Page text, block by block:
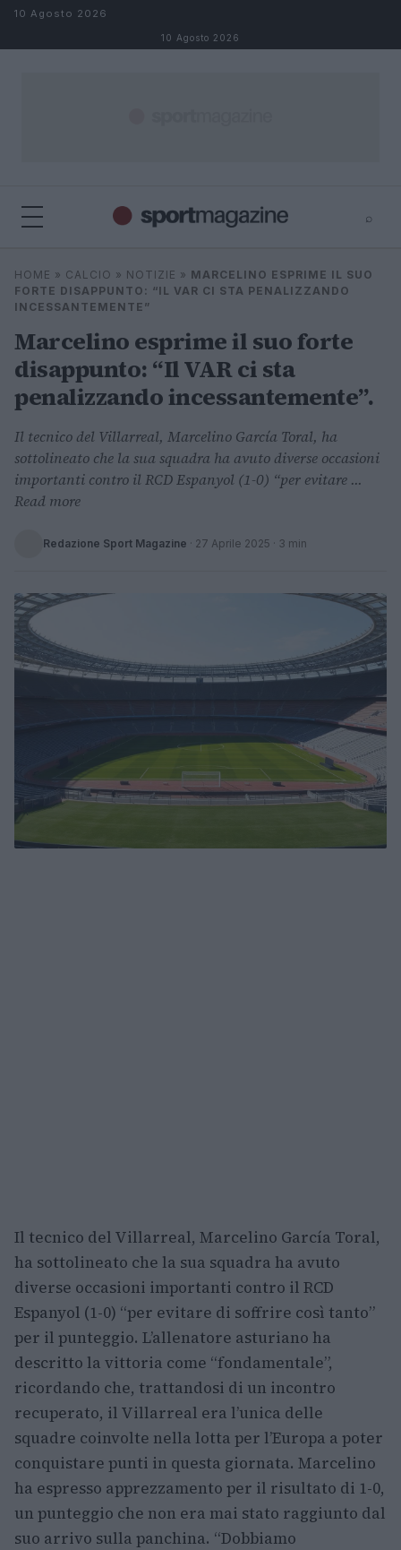
Salta al contenuto
10 Agosto 2026
10 Agosto 2026
⌕
Cerca
⌕
HOME » CALCIO » NOTIZIE » MARCELINO ESPRIME IL SUO
FORTE DISAPPUNTO: “IL VAR CI STA PENALIZZANDO
INCESSANTEMENTE”
Marcelino esprime il suo forte
disappunto: “Il VAR ci sta
penalizzando incessantemente”.
Il tecnico del Villarreal, Marcelino García Toral, ha
sottolineato che la sua squadra ha avuto diverse occasioni
importanti contro il RCD Espanyol (1-0) “per evitare ...
Read more
Redazione Sport Magazine · 27 Aprile 2025 · 3 min
Il tecnico del Villarreal, Marcelino García Toral,
ha sottolineato che la sua squadra ha avuto
diverse occasioni importanti contro il RCD
Espanyol (1-0) “per evitare di soffrire così tanto”
per il punteggio. L’allenatore asturiano ha
descritto la vittoria come “fondamentale”,
ricordando che, trattandosi di un incontro
recuperato, il Villarreal era l’unica delle
squadre coinvolte nella lotta per l’Europa a poter
conquistare punti in questa giornata. Marcelino
ha espresso apprezzamento per il risultato di 1-0,
un punteggio che non era mai stato raggiunto dal
suo arrivo sulla panchina. “Dobbiamo